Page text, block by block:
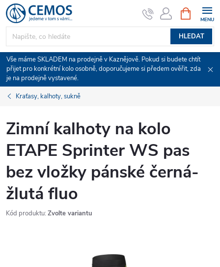
Přejít
na
obsah
HLEDAT
NÁKUPNÍ
KOŠÍK
Vše máme SKLADEM na prodejně v Kaznějově. Pokud si budete chtít
přijet pro konkrétní kolo osobně, doporučujeme si předem ověřit, zda
je na prodejně vystavené.
Kraťasy, kalhoty, sukně
Zimní kalhoty na kolo
ETAPE Sprinter WS pas
bez vložky pánské černá-
žlutá fluo
Kód produktu: Zvolte variantu